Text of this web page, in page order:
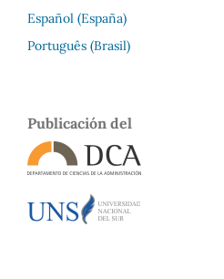
Español (España)
Português (Brasil)
Publicación del